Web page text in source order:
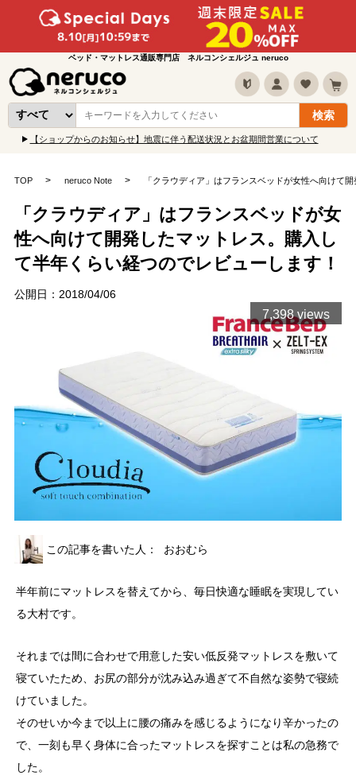
ベッド・マットレス通販専門店 ネルコンシェルジュ neruco
【ショップからのお知らせ】地震に伴う配送状況とお盆期間営業について
TOP neruco Note 「クラウディア」はフランスベッドが女性へ向けて
「クラウディア」はフランスベッドが女
性へ向けて開発したマットレス。購入し
て半年くらい経つのでレビューします！
公開日：2018/04/06
7,398 views
この記事を書いた人： おおむら
半年前にマットレスを替えてから、毎日快適な睡眠を実現してい
る大村です。
それまでは間に合わせで用意した安い低反発マットレスを敷いて
寝ていたため、お尻の部分が沈み込み過ぎて不自然な姿勢で寝続
けていました。
そのせいか今まで以上に腰の痛みを感じるようになり辛かったの
で、一刻も早く身体に合ったマットレスを探すことは私の急務で
した。